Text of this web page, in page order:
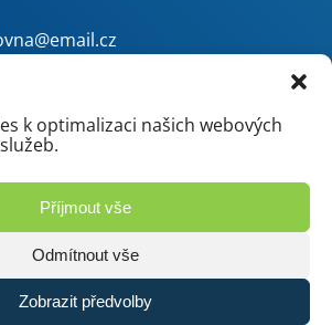
k optimalizaci našich webových
Příjmout vše
Odmítnout vše
Zobrazit předvolby
Králové - Kukleny
- chemie/mostárna)
| Vyrobilo studio